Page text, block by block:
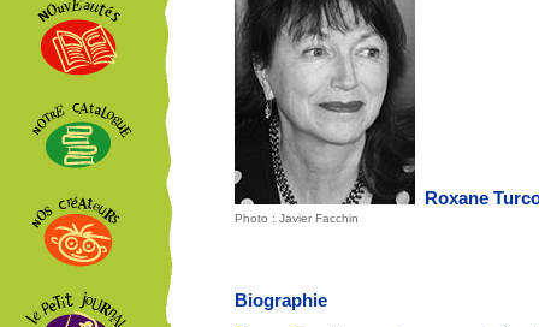
Photo : Javier Facchin
Roxane
Biographie